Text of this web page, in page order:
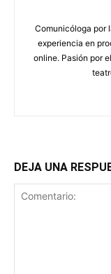
Comunicóloga por
experiencia en
online. Pasión por
DEJA UNA